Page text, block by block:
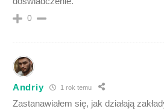
0
Andriy 1 rok temu
Zastanawiałem się, jak działają